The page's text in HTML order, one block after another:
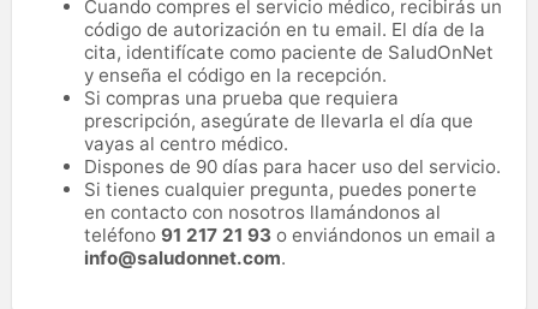
Cuando compres el servicio médico, recibirás un
código de autorización en tu email. El día de la
cita, identifícate como paciente de SaludOnNet
y enseña el código en la recepción.
Si compras una prueba que requiera
prescripción, asegúrate de llevarla el día que
vayas al centro médico.
Dispones de 90 días para hacer uso del servicio.
Si tienes cualquier pregunta, puedes ponerte
en contacto con nosotros llamándonos al
teléfono 91 217 21 93 o enviándonos un email a
info@saludonnet.com.